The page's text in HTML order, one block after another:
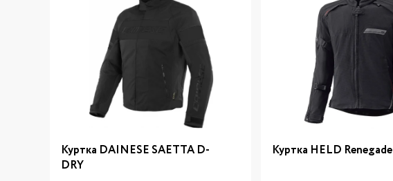
Куртка DAINESE SAETTA D-
DRY
Куртка HELD Renegade